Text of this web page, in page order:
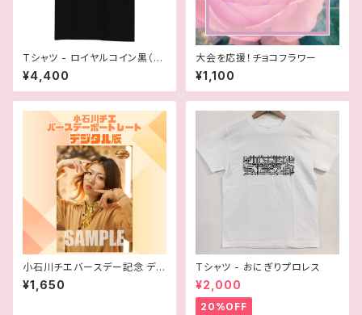
Tシャツ - ロイヤルコイン黒（さ
くらえみ）
¥4,400
大会を応援！チョコフラワー
¥1,100
小石川チエバースデー記念 デジ
タル版ポートレート
¥1,650
Tシャツ - おにぎりプロレス
¥2,000
20%OFF